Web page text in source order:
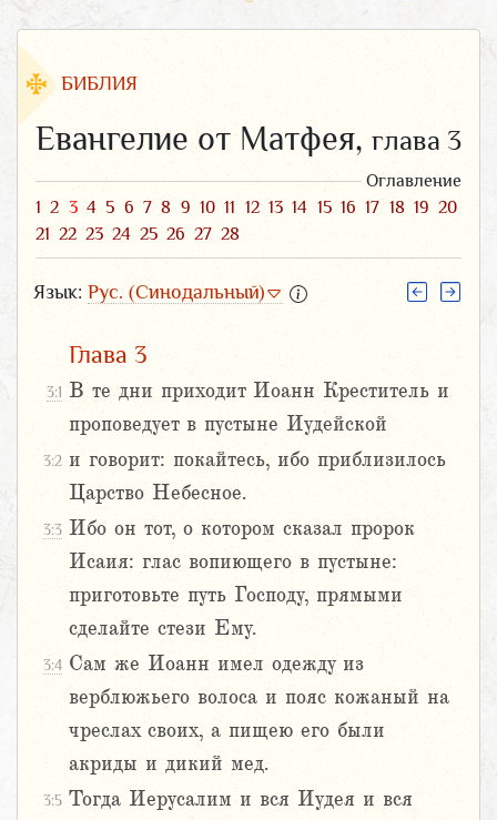
БИБЛИЯ
Евангелие от Матфея, глава 3
Оглавление
1 2 3 4 5 6 7 8 9 10 11 12 13 14 15 16 17 18 19 20
21 22 23 24 25 26 27 28
Язык: Рус. (Синодальный)
Глава 3
3:1 В те дни приходит Иоанн Креститель и
проповедует в пустыне Иудейской
3:2 и говорит: покайтесь, ибо приблизилось
Царство Небесное.
3:3 Ибо он тот, о котором сказал пророк
Исаия: глас вопиющего в пустыне:
приготовьте путь Господу, прямыми
сделайте стези Ему.
3:4 Сам же Иоанн имел одежду из
верблюжьего волоса и пояс кожаный на
чреслах своих, а пищею его были
акриды и дикий мед.
3:5 Тогда Иерусалим и вся Иудея и вся